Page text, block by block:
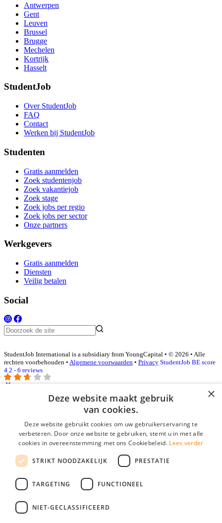
Antwerpen
Gent
Leuven
Brussel
Brugge
Mechelen
Kortrijk
Hasselt
StudentJob
Over StudentJob
FAQ
Contact
Werken bij StudentJob
Studenten
Gratis aanmelden
Zoek studentenjob
Zoek vakantiejob
Zoek stage
Zoek jobs per regio
Zoek jobs per sector
Onze partners
Werkgevers
Gratis aanmelden
Diensten
Veilig betalen
Social
StudentJob International is a subsidiary from YoungCapital • © 2026 • Alle
rechten voorbehouden • Algemene voorwaarden • Privacy StudentJob BE score
4.2 - 6 reviews
Inloggen als bedrijf
E-mail*
Wachtwoord
login gegevens onthouden
login
Bedrijf aanmelden
×
Deze website maakt gebruik
van cookies.
Deze website gebruikt cookies om uw gebruikerservaring te
verbeteren. Door onze website te gebruiken, stemt u in met alle
cookies in overeenstemming met ons Cookiebeleid. Lees verder
STRIKT NOODZAKELIJK PRESTATIE
TARGETING FUNCTIONEEL
NIET-GECLASSIFICEERD